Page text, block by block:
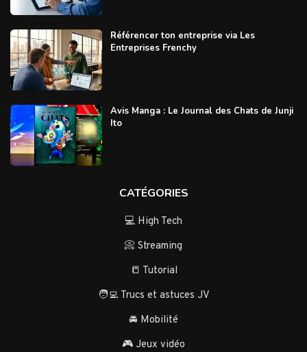
Référencer ton entreprise via Les
Entreprises Frenchy
Avis Manga : Le Journal des Chats de Junji
Ito
CATÉGORIES
💻 High Tech
📀 Streaming
📒 Tutorial
🧑‍💻 Trucs et astuces JV
🚘 Mobilité
🎮 Jeux vidéo